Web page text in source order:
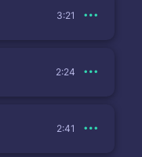
3:21
2:24
2:41